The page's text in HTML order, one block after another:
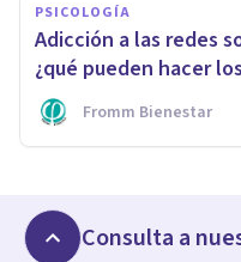
PSICOLOGÍA
Adicción a las redes
¿qué pueden hacer
Fromm Bienestar
Consulta a